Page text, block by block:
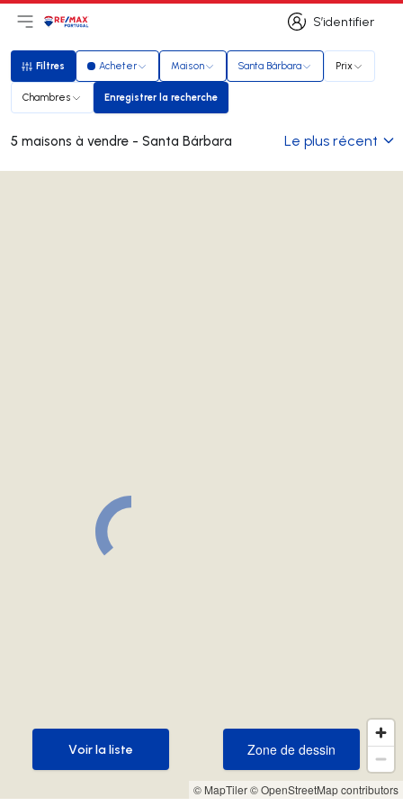
S’identifier
S’identifier
Ouvrir le menu principal
LogoAller à la page d’accueil
Filtres
Filtres Acheter Maison Santa Bárbara Prix
Chambres Enregistrer la recherche
Enregistrer la recherche
5 maisons à vendre - Santa Bárbara Le plus récent
© MapTiler© OpenStreetMap contributors
Zone de dessin
Zone de dessin
Voir la liste
Voir la liste